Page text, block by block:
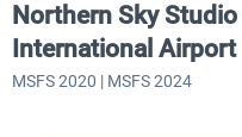
Northern Sky
International Airport
MSFS 2020 | MSFS 2024